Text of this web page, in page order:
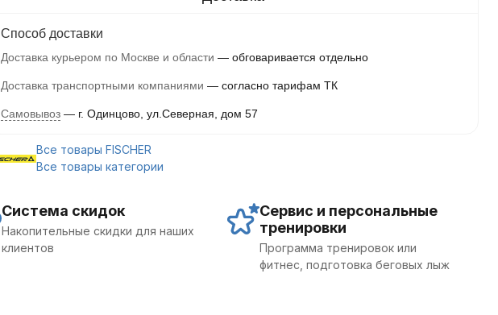
Способ доставки
Доставка курьером по Москве и области обговаривается отдельно
Доставка транспортными компаниями согласно тарифам ТК
Самовывоз г. Одинцово, ул.Северная, дом 57
Все товары FISCHER
Все товары категории
Система скидок
Накопительные скидки для наших
клиентов
Сервис и персональные
тренировки
Программа тренировок или
фитнес, подготовка беговых лыж